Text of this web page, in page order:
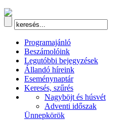
Programajánló
Beszámolóink
Legutóbbi bejegyzések
Állandó híreink
Eseménynaptár
Keresés, szűrés
Nagyböjt és húsvét
Adventi időszak
Ünnepkörök